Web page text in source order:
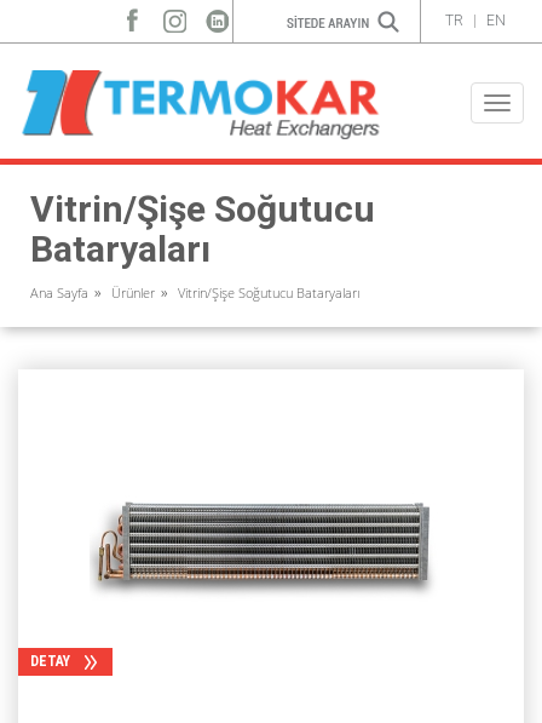
TR EN
Toggle
Vitrin/Şişe Soğutucu
Bataryaları
Ana Sayfa Ürünler Vitrin/Şişe Soğutucu Bataryaları
DETAY